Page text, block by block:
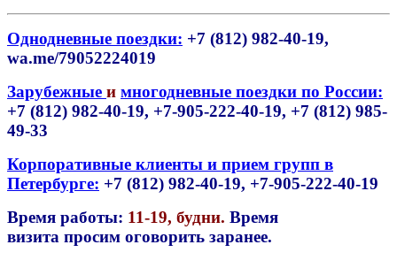
Однодневные поездки: +7 (812) 982-40-19,
wa.me/79052224019
Зарубежные и многодневные поездки по России:
+7 (812) 982-40-19, +7-905-222-40-19, +7 (812) 985-
49-33
Корпоративные клиенты и прием групп в
Петербурге: +7 (812) 982-40-19, +7-905-222-40-19
Время работы: 11-19, будни. Время
визита просим оговорить заранее.